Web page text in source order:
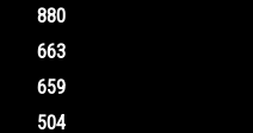
880
663
659
504